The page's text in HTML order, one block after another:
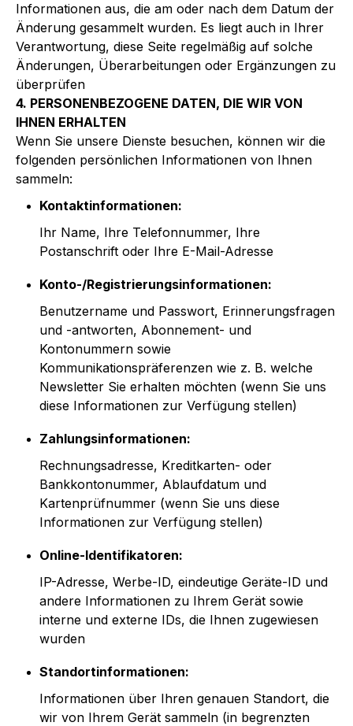
Informationen aus, die am oder nach dem Datum der
Änderung gesammelt wurden. Es liegt auch in Ihrer
Verantwortung, diese Seite regelmäßig auf solche
Änderungen, Überarbeitungen oder Ergänzungen zu
überprüfen
4. PERSONENBEZOGENE DATEN, DIE WIR VON
IHNEN ERHALTEN
Wenn Sie unsere Dienste besuchen, können wir die
folgenden persönlichen Informationen von Ihnen
sammeln:
Kontaktinformationen:
Ihr Name, Ihre Telefonnummer, Ihre
Postanschrift oder Ihre E-Mail-Adresse
Konto-/Registrierungsinformationen:
Benutzername und Passwort, Erinnerungsfragen
und -antworten, Abonnement- und
Kontonummern sowie
Kommunikationspräferenzen wie z. B. welche
Newsletter Sie erhalten möchten (wenn Sie uns
diese Informationen zur Verfügung stellen)
Zahlungsinformationen:
Rechnungsadresse, Kreditkarten- oder
Bankkontonummer, Ablaufdatum und
Kartenprüfnummer (wenn Sie uns diese
Informationen zur Verfügung stellen)
Online-Identifikatoren:
IP-Adresse, Werbe-ID, eindeutige Geräte-ID und
andere Informationen zu Ihrem Gerät sowie
interne und externe IDs, die Ihnen zugewiesen
wurden
Standortinformationen:
Informationen über Ihren genauen Standort, die
wir von Ihrem Gerät sammeln (in begrenzten